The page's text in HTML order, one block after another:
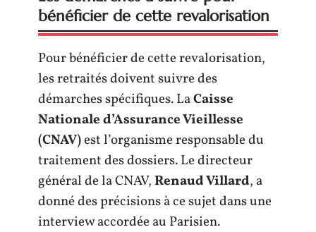
bénéficier de cette revalorisation
Pour bénéficier de cette revalorisation,
les retraités doivent suivre des
démarches spécifiques. LaCaisse
Nationale d’Assurance Vieillesse
(CNAV)est l’organisme responsable du
traitement des dossiers. Le directeur
général de la CNAV,Renaud Villard, a
donné des précisions à ce sujet dans une
interview accordée au Parisien.